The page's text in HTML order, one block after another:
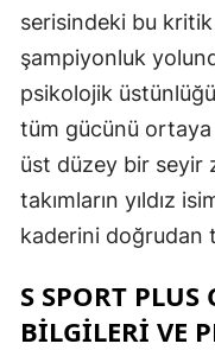
serisindeki bu
şampiyonluk
psikolojik
tüm gücünü
üst düzey bir seyir
takımların yıldız
kaderini doğrudan
S SPORT
BILGILERI VE